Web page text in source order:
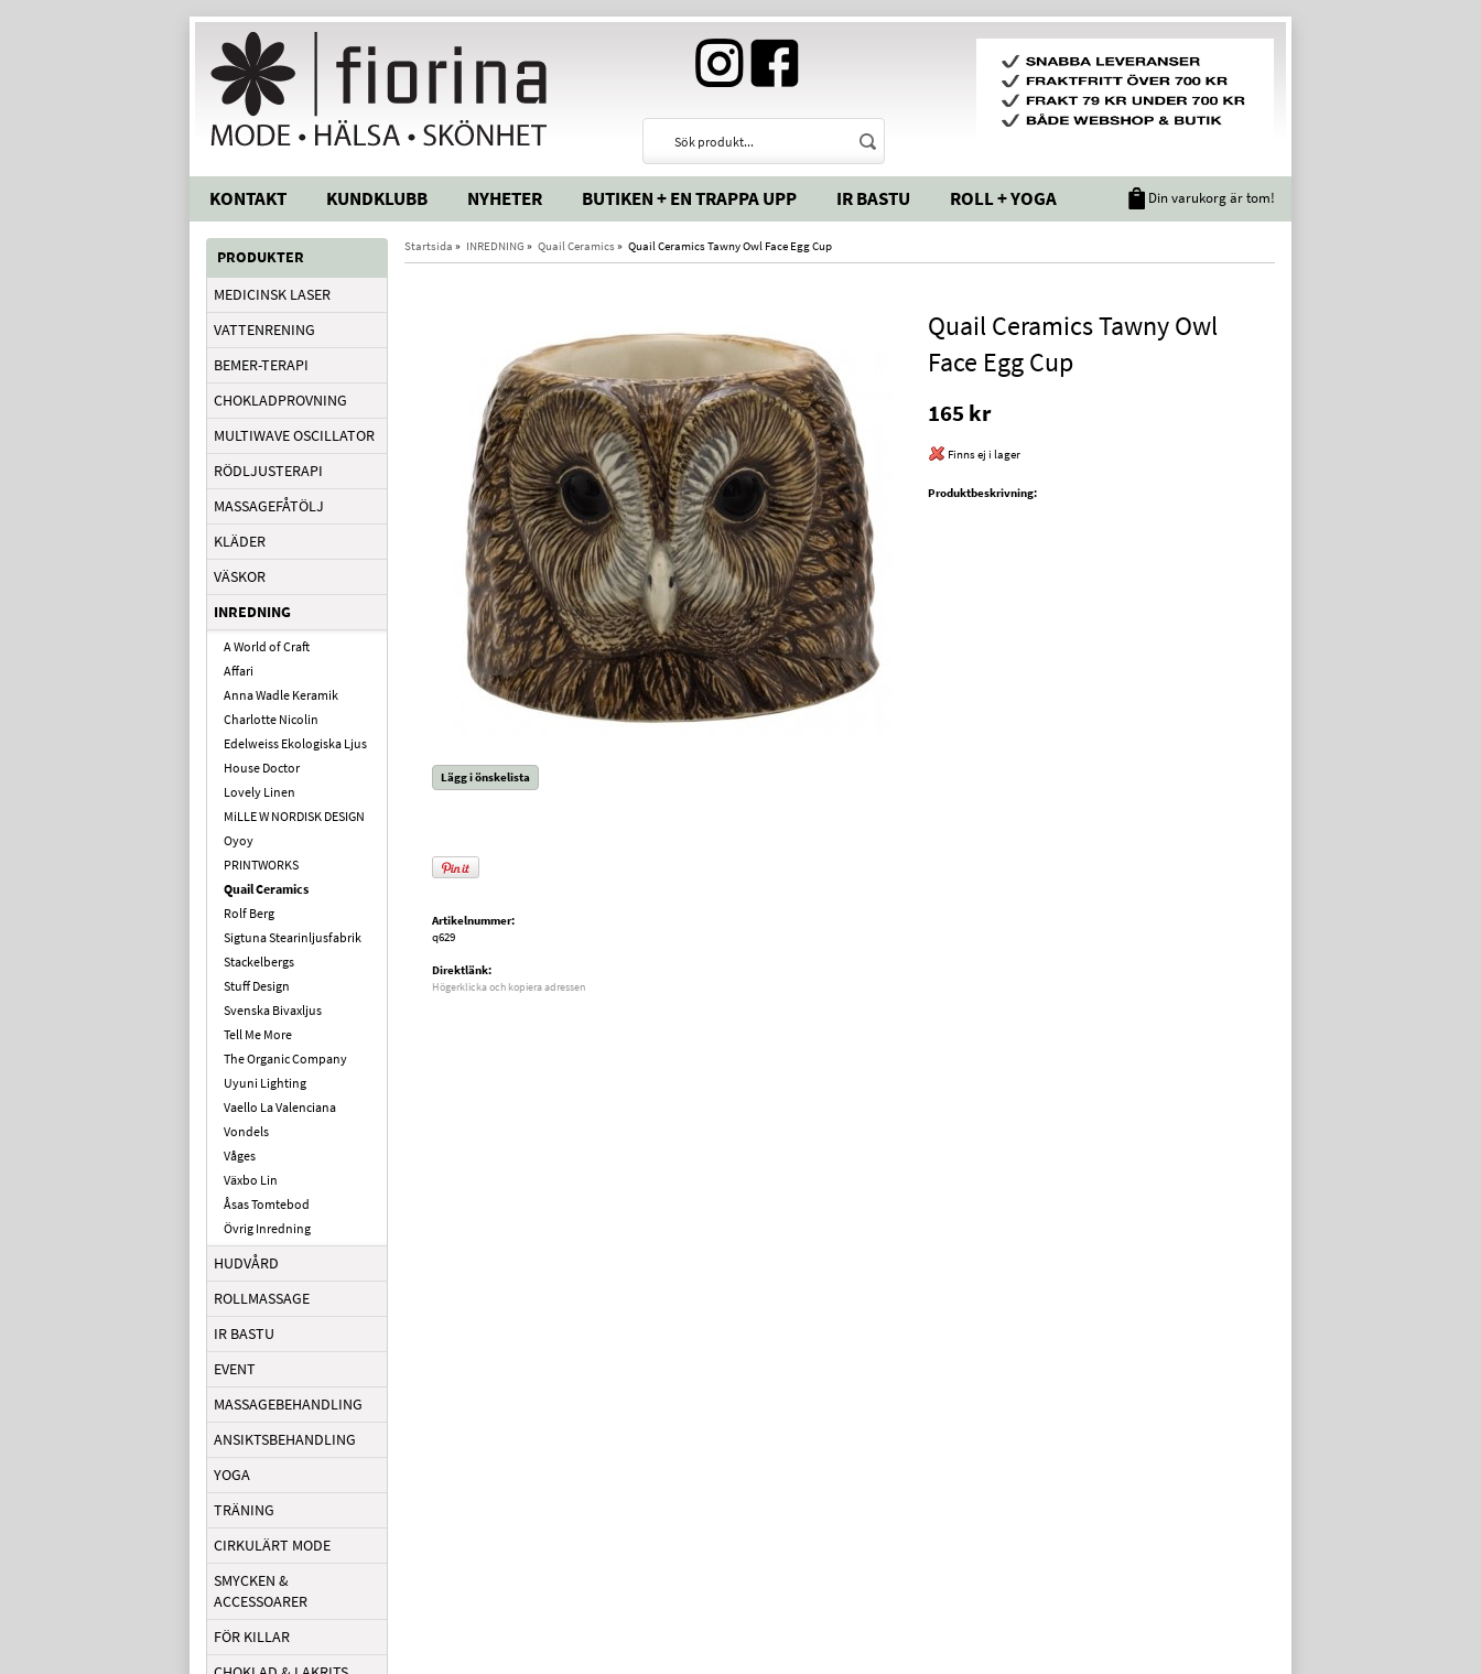
KONTAKT KUNDKLUBB NYHETER BUTIKEN + EN TRAPPA UPP IR BASTU ROLL + YOGA Din varukorg är tom!
PRODUKTER
MEDICINSK LASER
VATTENRENING
BEMER-TERAPI
CHOKLADPROVNING
MULTIWAVE OSCILLATOR
RÖDLJUSTERAPI
MASSAGEFÅTÖLJ
KLÄDER
VÄSKOR
INREDNING
A World of Craft
Affari
Anna Wadle Keramik
Charlotte Nicolin
Edelweiss Ekologiska Ljus
House Doctor
Lovely Linen
MiLLE W NORDISK DESIGN
Oyoy
PRINTWORKS
Quail Ceramics
Rolf Berg
Sigtuna Stearinljusfabrik
Stackelbergs
Stuff Design
Svenska Bivaxljus
Tell Me More
The Organic Company
Uyuni Lighting
Vaello La Valenciana
Vondels
Våges
Växbo Lin
Åsas Tomtebod
Övrig Inredning
HUDVÅRD
ROLLMASSAGE
IR BASTU
EVENT
MASSAGEBEHANDLING
ANSIKTSBEHANDLING
YOGA
TRÄNING
CIRKULÄRT MODE
SMYCKEN &
ACCESSOARER
FÖR KILLAR
Startsida » INREDNING » Quail Ceramics» Quail Ceramics Tawny Owl Face Egg Cup
Lägg i önskelista
Artikelnummer:
q629
Direktlänk:
Högerklicka och kopiera adressen
Quail Ceramics Tawny Owl
Face Egg Cup
165 kr
Finns ej i lager
Produktbeskrivning: